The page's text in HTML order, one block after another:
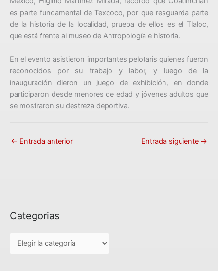
es parte fundamental de Texcoco, por que resguarda parte
de la historia de la localidad, prueba de ellos es el Tlaloc,
que está frente al museo de Antropología e historia.
En el evento asistieron importantes pelotaris quienes fueron
reconocidos por su trabajo y labor, y luego de la
inauguración dieron un juego de exhibición, en donde
participaron desde menores de edad y jóvenes adultos que
se mostraron su destreza deportiva.
← Entrada anterior Entrada siguiente →
Categorias
C